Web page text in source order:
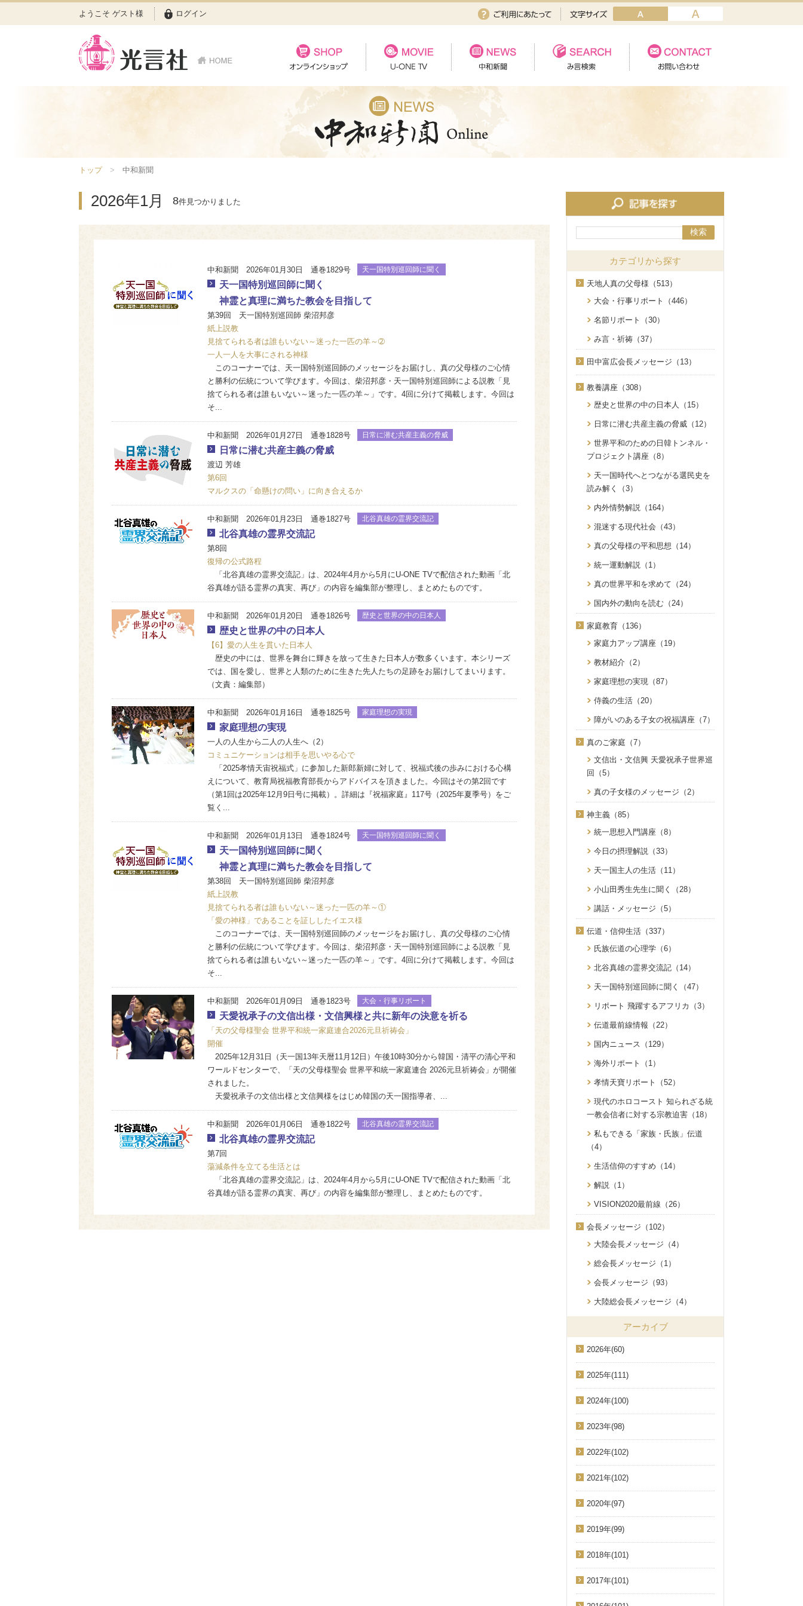
ようこそ ゲスト様 ログイン
トップ 中和新聞
2026年1月 8件見つかりました
中和新聞 2026年01月30日 通巻1829号 天一国特別巡回師に聞く
天一国特別巡回師に聞く
神霊と真理に満ちた教会を目指して
第39回 天一国特別巡回師 柴沼邦彦
紙上説教
見捨てられる者は誰もいない～迷った一匹の羊～➁
一人一人を大事にされる神様
このコーナーでは、天一国特別巡回師のメッセージをお届けし、真の父母様のご心情
と勝利の伝統について学びます。今回は、柴沼邦彦・天一国特別巡回師による説教「見
捨てられる者は誰もいない～迷った一匹の羊～」です。4回に分けて掲載します。今回は
そ...
中和新聞 2026年01月27日 通巻1828号 日常に潜む共産主義の脅威
日常に潜む共産主義の脅威
渡辺 芳雄
第6回
マルクスの「命懸けの問い」に向き合えるか
中和新聞 2026年01月23日 通巻1827号 北谷真雄の霊界交流記
北谷真雄の霊界交流記
第8回
復帰の公式路程
「北谷真雄の霊界交流記」は、2024年4月から5月にU-ONE TVで配信された動画「北
谷真雄が語る霊界の真実、再び」の内容を編集部が整理し、まとめたものです。
中和新聞 2026年01月20日 通巻1826号 歴史と世界の中の日本人
歴史と世界の中の日本人
【6】愛の人生を貫いた日本人
歴史の中には、世界を舞台に輝きを放って生きた日本人が数多くいます。本シリーズ
では、国を愛し、世界と人類のために生きた先人たちの足跡をお届けしてまいります。
（文責：編集部）
中和新聞 2026年01月16日 通巻1825号 家庭理想の実現
家庭理想の実現
一人の人生から二人の人生へ（2）
コミュニケーションは相手を思いやる心で
「2025孝情天宙祝福式」に参加した新郎新婦に対して、祝福式後の歩みにおける心構
えについて、教育局祝福教育部長からアドバイスを頂きました。今回はその第2回です
（第1回は2025年12月9日号に掲載）。詳細は『祝福家庭』117号（2025年夏季号）をご
覧く...
中和新聞 2026年01月13日 通巻1824号 天一国特別巡回師に聞く
天一国特別巡回師に聞く
神霊と真理に満ちた教会を目指して
第38回 天一国特別巡回師 柴沼邦彦
紙上説教
見捨てられる者は誰もいない～迷った一匹の羊～①
「愛の神様」であることを証ししたイエス様
このコーナーでは、天一国特別巡回師のメッセージをお届けし、真の父母様のご心情
と勝利の伝統について学びます。今回は、柴沼邦彦・天一国特別巡回師による説教「見
捨てられる者は誰もいない～迷った一匹の羊～」です。4回に分けて掲載します。今回は
そ...
中和新聞 2026年01月09日 通巻1823号 大会・行事リポート
天愛祝承子の文信出様・文信興様と共に新年の決意を祈る
「天の父母様聖会 世界平和統一家庭連合2026元旦祈祷会」
開催
2025年12月31日（天一国13年天暦11月12日）午後10時30分から韓国・清平の清心平和
ワールドセンターで、「天の父母様聖会 世界平和統一家庭連合 2026元旦祈祷会」が開催
されました。
天愛祝承子の文信出様と文信興様をはじめ韓国の天一国指導者、...
中和新聞 2026年01月06日 通巻1822号 北谷真雄の霊界交流記
北谷真雄の霊界交流記
第7回
蕩減条件を立てる生活とは
「北谷真雄の霊界交流記」は、2024年4月から5月にU-ONE TVで配信された動画「北
谷真雄が語る霊界の真実、再び」の内容を編集部が整理し、まとめたものです。
検索
カテゴリから探す
天地人真の父母様（513）
大会・行事リポート（446）
名節リポート（30）
み言・祈祷（37）
田中富広会長メッセージ（13）
教養講座（308）
歴史と世界の中の日本人（15）
日常に潜む共産主義の脅威（12）
世界平和のための日韓トンネル・
プロジェクト講座（8）
天一国時代へとつながる選民史を
読み解く（3）
内外情勢解説（164）
混迷する現代社会（43）
真の父母様の平和思想（14）
統一運動解説（1）
真の世界平和を求めて（24）
国内外の動向を読む（24）
家庭教育（136）
家庭力アップ講座（19）
教材紹介（2）
家庭理想の実現（87）
侍義の生活（20）
障がいのある子女の祝福講座（7）
真のご家庭（7）
文信出・文信興 天愛祝承子世界巡
回（5）
真の子女様のメッセージ（2）
神主義（85）
統一思想入門講座（8）
今日の摂理解説（33）
天一国主人の生活（11）
小山田秀生先生に聞く（28）
講話・メッセージ（5）
伝道・信仰生活（337）
氏族伝道の心理学（6）
北谷真雄の霊界交流記（14）
天一国特別巡回師に聞く（47）
リポート 飛躍するアフリカ（3）
伝道最前線情報（22）
国内ニュース（129）
海外リポート（1）
孝情天寶リポート（52）
現代のホロコースト 知られざる統
一教会信者に対する宗教迫害（18）
私もできる「家族・氏族」伝道
（4）
生活信仰のすすめ（14）
解説（1）
VISION2020最前線（26）
会長メッセージ（102）
大陸会長メッセージ（4）
総会長メッセージ（1）
会長メッセージ（93）
大陸総会長メッセージ（4）
アーカイブ
2026年(60)
2025年(111)
2024年(100)
2023年(98)
2022年(102)
2021年(102)
2020年(97)
2019年(99)
2018年(101)
2017年(101)